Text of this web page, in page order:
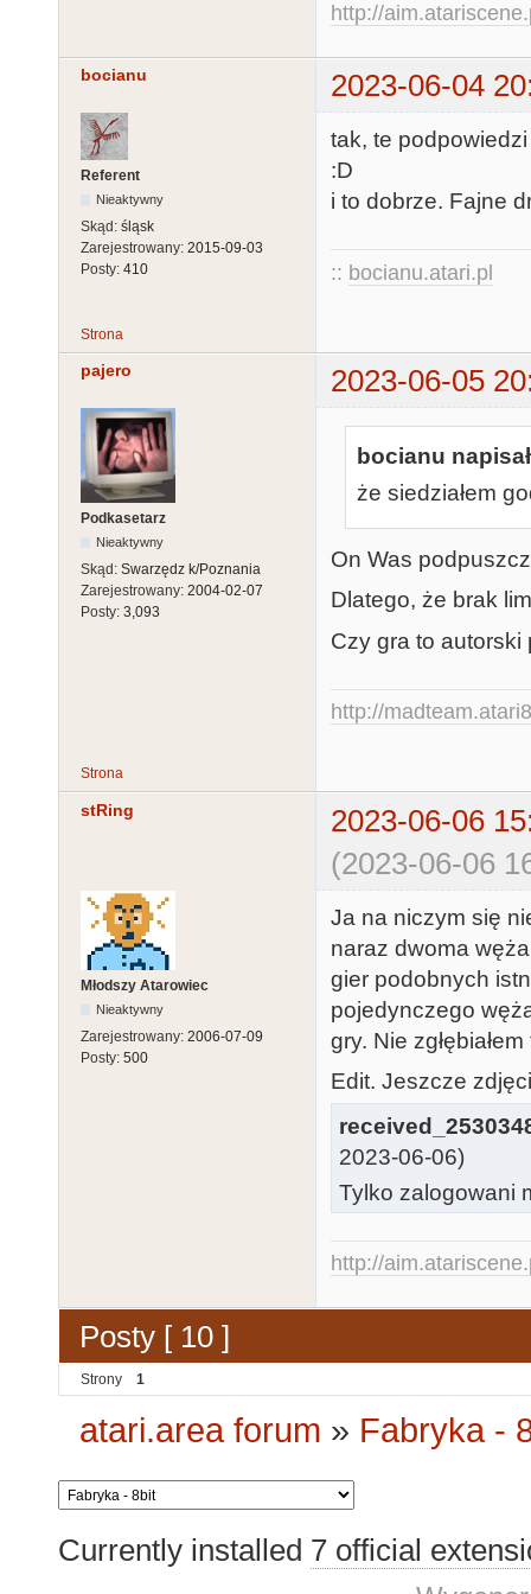
http://
bocianu 2023-06-04
Referent
Nieaktywny
Skąd: śląsk
Zarejestrowany: 2015-09-03
Posty: 410
tak, te
:D
i to dobrze. Fajne
:: bocianu.atari.pl
Strona
pajero 2023-06-05
Podkasetarz
Nieaktywny
Skąd: Swarzędz k/Poznania
Zarejestrowany: 2004-02-07
Posty: 3,093
bocianu
że siedziałem
On Was
Dlatego, że brak
Czy gra to autorski
http://
Strona
stRing
2023-06-06
(2023-06-06
Młodszy Atarowiec
Nieaktywny
Zarejestrowany: 2006-07-09
Posty: 500
Ja na niczym się
naraz dwoma
gier podobnych
pojedynczego
gry. Nie
Edit. Jeszcze
2023-06-06)
Tylko zalogowani
http://
Posty [ 10 ]
Strony 1
atari.area forum » Fabryka -
Currently installed 7 official